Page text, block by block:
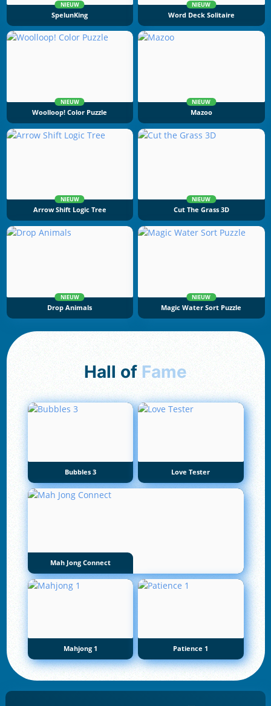
NIEUW
SpelunKing
NIEUW
Word Deck Solitaire
NIEUW
Woolloop! Color Puzzle
NIEUW
Mazoo
NIEUW
Arrow Shift Logic Tree
NIEUW
Cut The Grass 3D
NIEUW
Drop Animals
NIEUW
Magic Water Sort Puzzle
Hall of Fame
Bubbles 3 Love Tester
Mah Jong Connect
Mahjong 1 Patience 1